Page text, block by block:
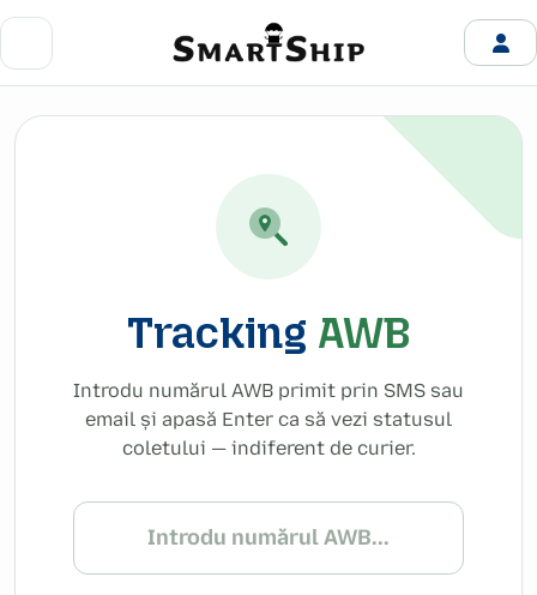
Tracking AWB
Introdu numărul AWB primit prin SMS sau
email și apasă Enter ca să vezi statusul
coletului — indiferent de curier.